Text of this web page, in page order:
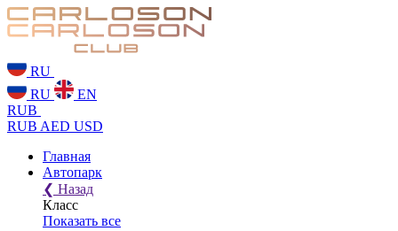
RU
RU
EN
RUB
RUB AED USD
Главная
Автопарк
❮ Назад
Класс
Показать все